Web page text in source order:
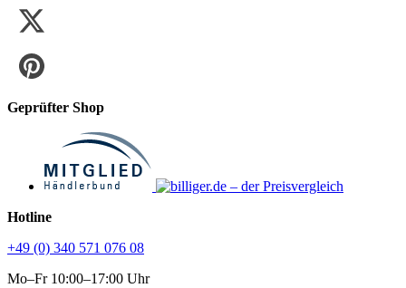
Geprüfter Shop
Hotline
+49 (0) 340 571 076 08
Mo–Fr 10:00–17:00 Uhr